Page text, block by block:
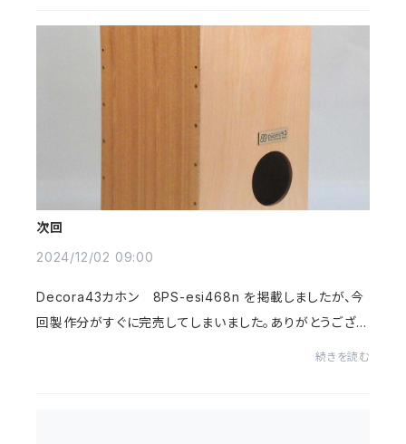
次回
2024/12/02 09:00
Decora43カホン 8PS-esi468n を掲載しましたが、今
回製作分がすぐに完売してしまいました。ありがとうござい
続きを読む